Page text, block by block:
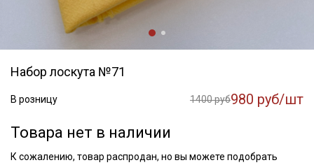
Набор лоскута №71
В розницу 1400 руб980 руб/шт
Товара нет в наличии
К сожалению, товар распродан, но вы можете подобрать